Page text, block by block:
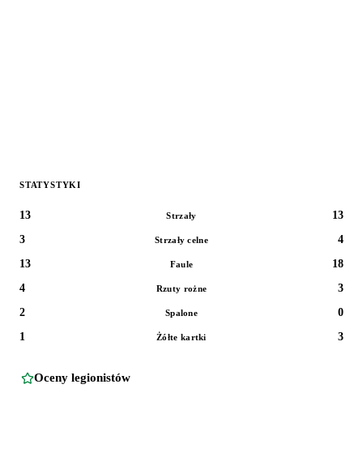
STATYSTYKI
13 Strzały
13
3
Strzały celne
4
13
Faule
18
4
Rzuty rożne
3
2
Spalone
0
1
Żółte kartki 3
Oceny legionistów